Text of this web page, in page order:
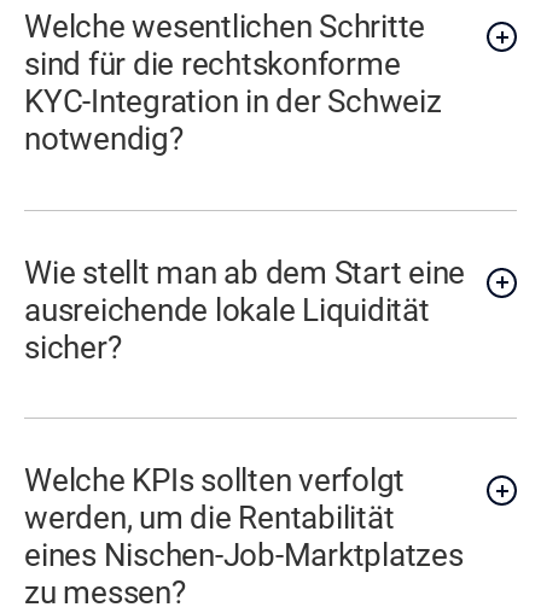
Welche wesentlichen Schritte
sind für die rechtskonforme
KYC-Integration in der Schweiz
notwendig?
Wie stellt man ab dem Start eine
ausreichende lokale Liquidität
sicher?
Welche KPIs sollten verfolgt
werden, um die Rentabilität
eines Nischen-Job-Marktplatzes
zu messen?